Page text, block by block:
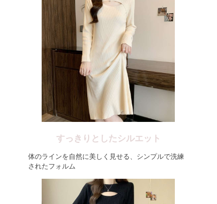
すっきりとしたシルエット
体のラインを自然に美しく見せる、シンプルで洗練
されたフォルム